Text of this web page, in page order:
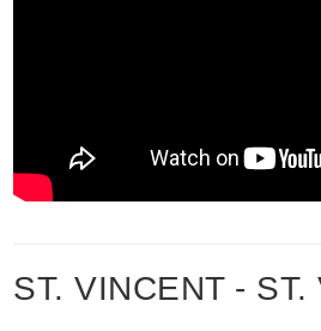
ST. VINCENT - ST.